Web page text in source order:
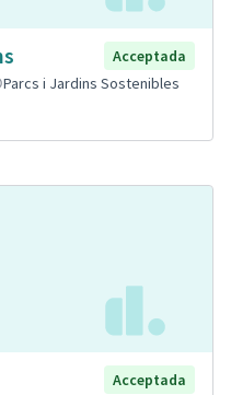
Acceptada
Parcs i Jardins Sostenibles
Acceptada